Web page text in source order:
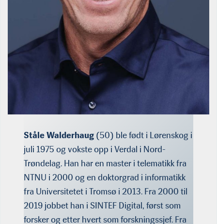
Ståle Walderhaug (50) ble født i Lørenskog i
juli 1975 og vokste opp i Verdal i Nord-
Trøndelag. Han har en master i telematikk fra
NTNU i 2000 og en doktorgrad i informatikk
fra Universitetet i Tromsø i 2013. Fra 2000 til
2019 jobbet han i SINTEF Digital, først som
forsker og etter hvert som forskningssjef. Fra